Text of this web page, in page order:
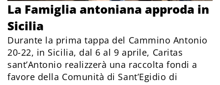
La Famiglia antoniana approda in
Sicilia
Durante la prima tappa del Cammino Antonio
20-22, in Sicilia, dal 6 al 9 aprile, Caritas
sant’Antonio realizzerà una raccolta fondi a
favore della Comunità di Sant’Egidio di